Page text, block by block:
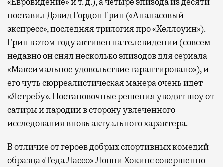
поставил Дэвид Гордон Грин («Ананасовый
экспресс», последняя трилогия про «Хеллоуин»).
Грин в этом году активен на телевидении (совсем
недавно он снял несколько эпизодов для сериала
«Максимальное удовольствие гарантировано»), и
его чуть сюрреалистическая манера очень идет
«Ястребу». Постановочные решения уводят шоу от
сатиры и пародии в сторону увлеченного
исследования вновь актуального характера.
В отличие от героев добрых спортивных комедий
образца «Теда Лассо» Лонни Хокинс совершенно